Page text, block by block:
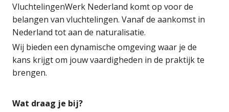
VluchtelingenWerk Nederland komt op voor de
belangen van vluchtelingen. Vanaf de aankomst in
Nederland tot aan de naturalisatie.
Wij bieden een dynamische omgeving waar je de
kans krijgt om jouw vaardigheden in de praktijk te
brengen.
Wat draag je bij?